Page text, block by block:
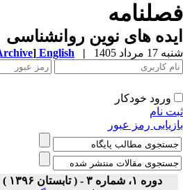
های نوین روانشناسی
مرداد 1405 |
English
[Archive]
ورود خودکار
نام
رمز عبور
دوره ۱، شماره ۳ - ( تابستان ۱۳۹۶ )